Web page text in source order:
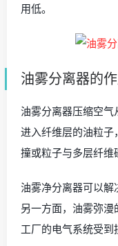
用低。
油雾分离器的
油雾分离器压缩空气
进入纤维层的油粒子
撞或粒子与多层纤维
油雾净分离器可以解
另一方面，油雾弥漫
工厂的电气系统受到